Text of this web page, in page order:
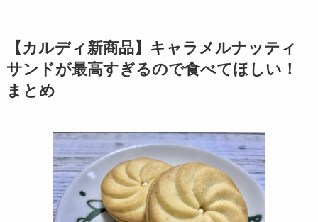
【カルディ新商品】キャラメルナッティ
サンドが最高すぎるので食べてほしい！
まとめ